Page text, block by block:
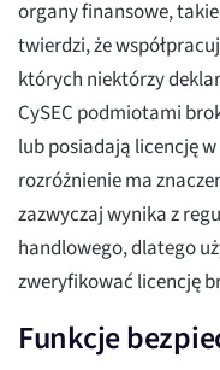
organy finansowe, takie
twierdzi, że
których niektórzy
CySEC podmiotami
lub posiadają licencję
rozróżnienie ma
zazwyczaj wynika z
handlowego, dlatego
zweryfikować licencję
Funkcje